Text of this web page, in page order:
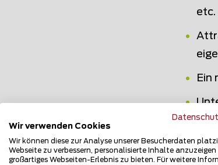
etc.
Ein
Wir verwenden Cookies
Wir können diese zur Analyse unserer Besucherdaten
Webseite zu verbessern, personalisierte Inhalte anzuzeigen
großartiges Webseiten-Erlebnis zu bieten. Für weitere